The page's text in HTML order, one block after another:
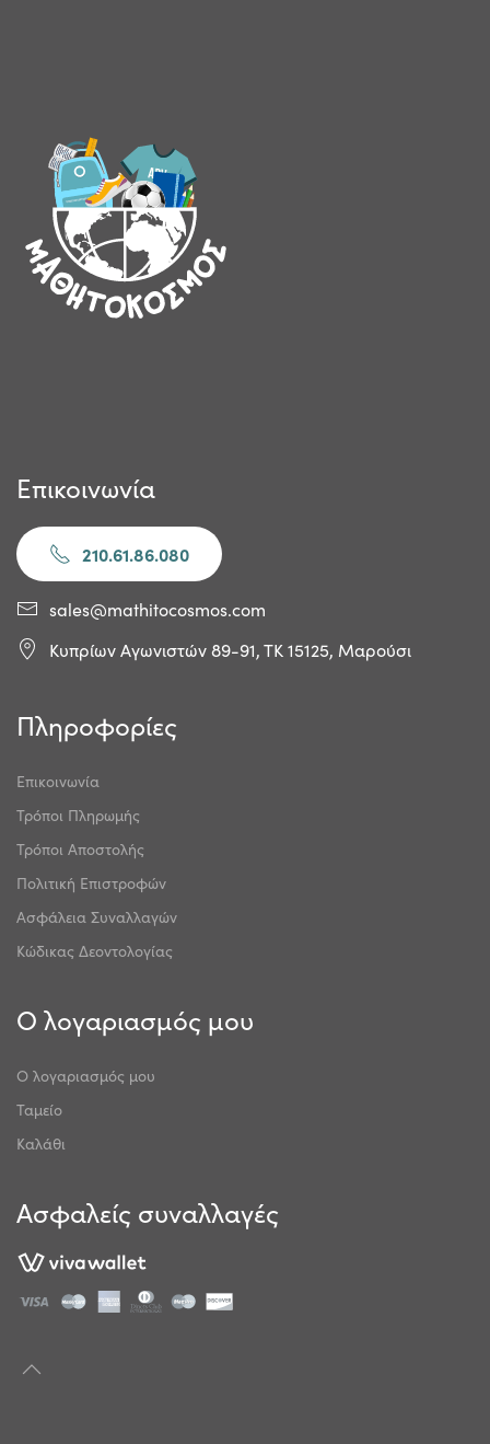
Επικοινωνία
210.61.86.080
sales@mathitocosmos.com
Κυπρίων Αγωνιστών 89-91, ΤΚ 15125, Μαρούσι
Πληροφορίες
Επικοινωνία
Τρόποι Πληρωμής
Τρόποι Αποστολής
Πολιτική Επιστροφών
Ασφάλεια Συναλλαγών
Κώδικας Δεοντολογίας
Ο λογαριασμός μου
Ο λογαριασμός μου
Ταμείο
Καλάθι
Ασφαλείς συναλλαγές